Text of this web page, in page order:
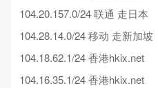
104.20.157.0/24 联通 走日本
104.28.14.0/24 移动 走新加坡
104.18.62.1/24 香港hkix.net
104.16.35.1/24 香港hkix.net